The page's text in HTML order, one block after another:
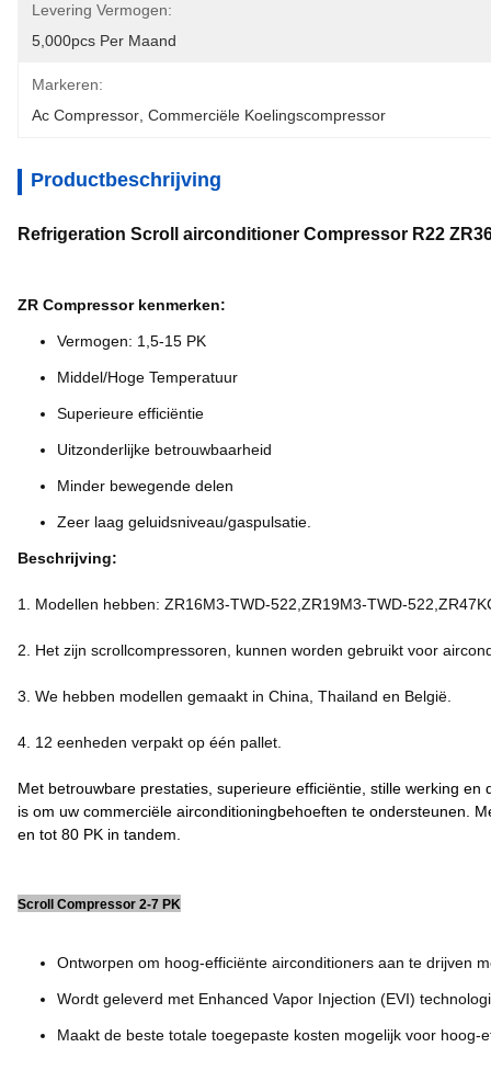
Levering Vermogen:
5,000pcs Per Maand
Markeren:
Ac Compressor Commerciële Koelingscompressor
Productbeschrijving
Refrigeration Scroll airconditioner Compressor R22
ZR Compressor kenmerken:
Vermogen: 1,5-15 PK
Middel/Hoge Temperatuur
Superieure efficiëntie
Uitzonderlijke betrouwbaarheid
Minder bewegende delen
Zeer laag geluidsniveau/gaspulsatie.
Beschrijving:
1. Modellen hebben: ZR16M3-TWD-522,ZR19M3-TWD-
2. Het zijn scrollcompressoren, kunnen worden gebruikt voor
3. We hebben modellen gemaakt in China, Thailand en België.
4. 12 eenheden verpakt op één pallet.
Met betrouwbare prestaties, superieure efficiëntie, stille werking
is om uw commerciële airconditioningbehoeften te ondersteunen.
en tot 80 PK in tandem.
Scroll Compressor 2-7 PK
Ontworpen om hoog-efficiënte airconditioners aan te drijven
Wordt geleverd met Enhanced Vapor Injection (EVI)
Maakt de beste totale toegepaste kosten mogelijk voor hoog-